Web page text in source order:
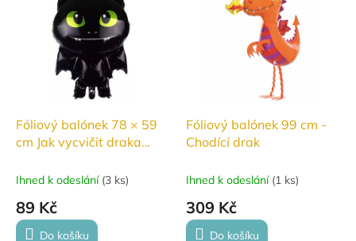
u
Fóliový balónek 78 × 59
cm Jak vycvičit draka
Ihned k odeslání (3 ks)
89 Kč
Do košíku
Fóliový balónek 99 cm -
Chodící drak
Ihned k odeslání (1 ks)
309 Kč
Do košíku